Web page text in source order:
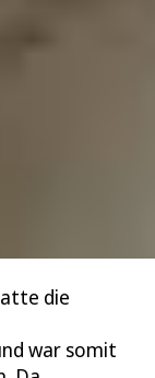
die
war somit